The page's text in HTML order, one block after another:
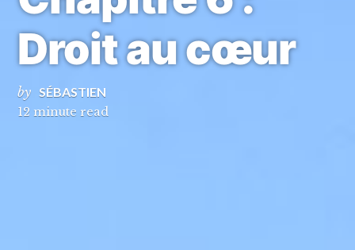
Droit au cœur
by SÉBASTIEN
12 minute read